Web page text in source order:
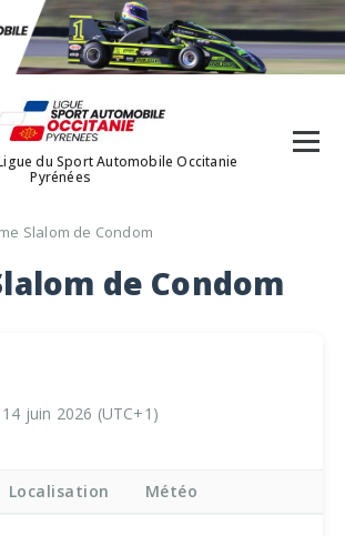
du Sport Automobile Occitanie
Pyrénées
Slalom de Condom
de Condom
juin 2026 (UTC+1)
Localisation Météo